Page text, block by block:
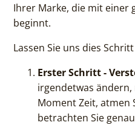
Ihrer Marke, die mit einer
beginnt.
Lassen Sie uns dies
Erster Schritt -
irgendetwas ändern,
Moment Zeit, atmen
betrachten Sie